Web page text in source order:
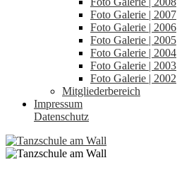
Foto Galerie | 2007
Foto Galerie | 2006
Foto Galerie | 2005
Foto Galerie | 2004
Foto Galerie | 2003
Foto Galerie | 2002
Mitgliederbereich
Impressum
Datenschutz